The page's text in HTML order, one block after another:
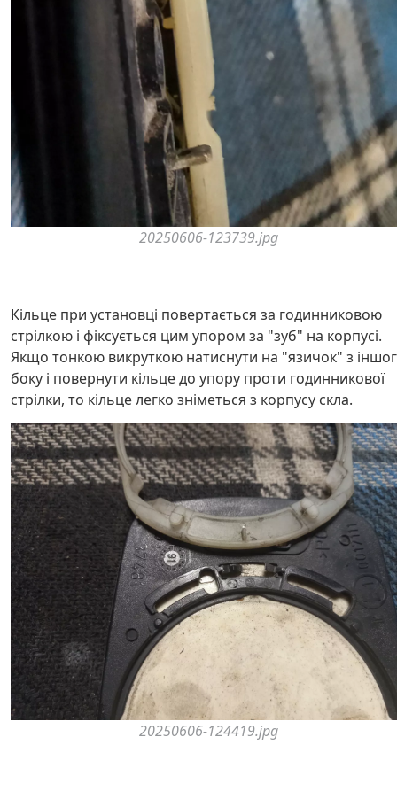
20250606-123739.jpg
Кільце при установці повертається за годинниковою
стрілкою і фіксується цим упором за "зуб" на корпусі.
Якщо тонкою викруткою натиснути на "язичок" з
боку і повернути кільце до упору проти годинникової
стрілки, то кільце легко зніметься з корпусу скла.
20250606-124419.jpg